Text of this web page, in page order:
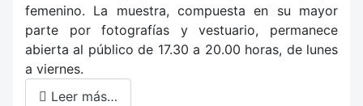
femenino. La muestra, compuesta en su mayor
parte por fotografías y vestuario, permanece
abierta al público de 17.30 a 20.00 horas, de lunes
a viernes.
Leer más…